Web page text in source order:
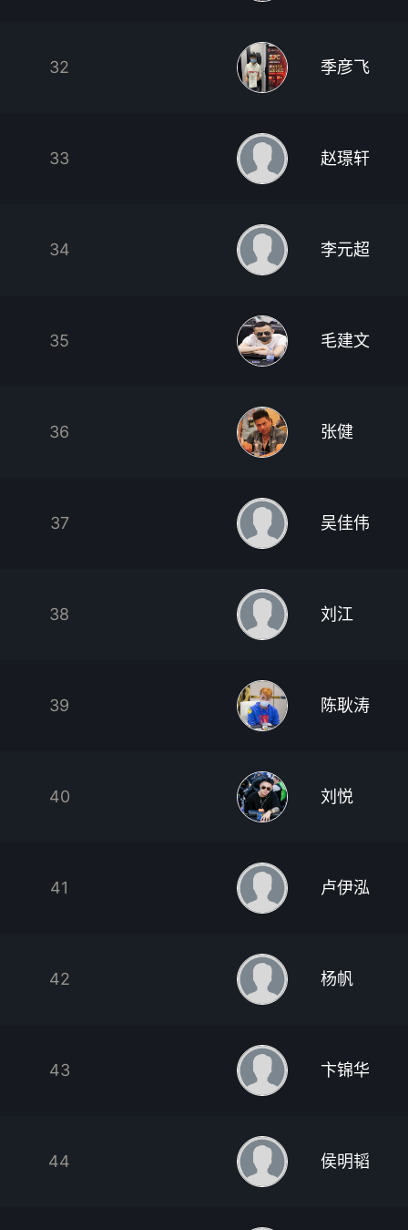
32 季彦飞
33 赵璟轩
34 李元超
35 毛建文
36 张健
37 吴佳伟
38 刘江
39 陈耿涛
40 刘悦
41 卢伊泓
42 杨帆
43 卞锦华
44 侯明韬